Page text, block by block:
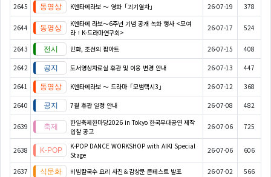
2645 K엔타메라보 ～ 영화「괴기열차」 26-07-19 378
2644
K엔타메 라보～6주년 기념 공개 녹화 행사 <모여
라！K-드라마연구회>
26-07-17 524
2643 민화, 조선의 팝아트 26-07-15 408
2642 도서영상자료실 휴관 및 이용 변경 안내 26-07-13 447
2641 K엔타메라보 ～ 드라마「모범택시3」 26-07-12 368
2640 7월 휴관 일정 안내 26-07-08 482
2639
한일축제한마당2026 in Tokyo 한국무대공연 제작
입찰 공고
26-07-06 725
2638
K-POP DANCE WORKSHOP with AIKI Special
Stage
26-07-06 606
2637 비빔칼국수 요리 사진＆감상문 콘테스트 발표 26-07-02 566